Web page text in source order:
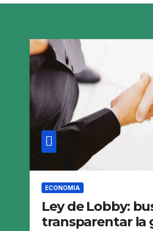
ECONOMIA
Ley de Lobby:
transparentar la